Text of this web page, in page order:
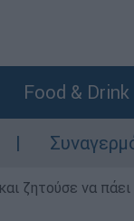
Food & Drink
στον
ζητούσε να πάει